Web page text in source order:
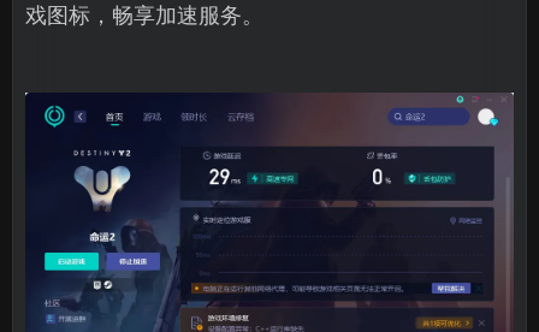
戏图标，畅享加速服务。